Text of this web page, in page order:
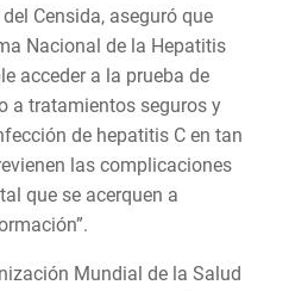
Censida, aseguró que
Nacional de la Hepatitis
acceder a la prueba de
a tratamientos seguros y
de hepatitis C en tan
las complicaciones
que se acerquen a
Mundial de la Salud